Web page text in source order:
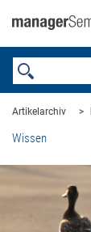
Artikelarchiv
Wissen